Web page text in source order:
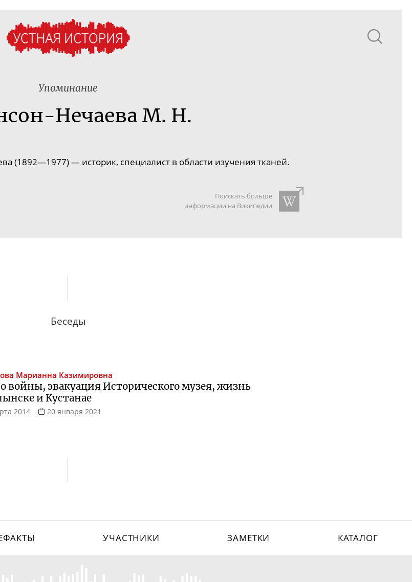
Упоминание
Нечаева М. Н.
(1892—1977) — историк, специалист в области изучения тканей.
Поискать больше
информации на Википедии
Беседы
Марианна Казимировна
войны, эвакуация Исторического музея, жизнь
и Кустанае
2014 20 января 2021
УЧАСТНИКИ ЗАМЕТКИ КАТАЛОГ